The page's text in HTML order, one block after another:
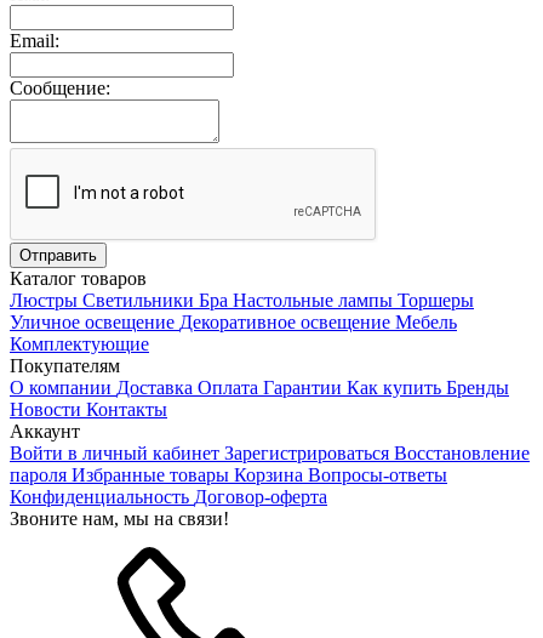
Email:
Сообщение:
Каталог товаров
Люстры Светильники Бра Настольные лампы Торшеры
Уличное освещение Декоративное освещение Мебель
Комплектующие
Покупателям
О компании Доставка Оплата Гарантии Как купить Бренды
Новости Контакты
Аккаунт
Войти в личный кабинет Зарегистрироваться Восстановление
пароля Избранные товары Корзина Вопросы-ответы
Конфиденциальность Договор-оферта
Звоните нам, мы на связи!